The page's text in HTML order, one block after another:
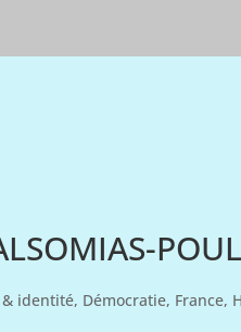
identité, Démocratie, France,